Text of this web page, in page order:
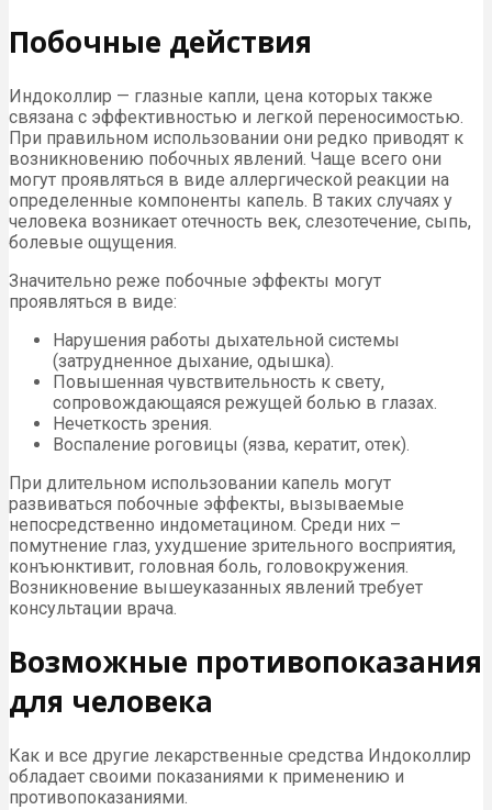
Побочные действия
Индоколлир — глазные капли, цена которых также
связана с эффективностью и легкой переносимостью.
При правильном использовании они редко приводят к
возникновению побочных явлений. Чаще всего они
могут проявляться в виде аллергической реакции на
определенные компоненты капель. В таких случаях у
человека возникает отечность век, слезотечение, сыпь,
болевые ощущения.
Значительно реже побочные эффекты могут
проявляться в виде:
Нарушения работы дыхательной системы
(затрудненное дыхание, одышка).
Повышенная чувствительность к свету,
сопровождающаяся режущей болью в глазах.
Нечеткость зрения.
Воспаление роговицы (язва, кератит, отек).
При длительном использовании капель могут
развиваться побочные эффекты, вызываемые
непосредственно индометацином. Среди них –
помутнение глаз, ухудшение зрительного восприятия,
конъюнктивит, головная боль, головокружения.
Возникновение вышеуказанных явлений требует
консультации врача.
Возможные противопоказания
для человека
Как и все другие лекарственные средства Индоколлир
обладает своими показаниями к применению и
противопоказаниями.